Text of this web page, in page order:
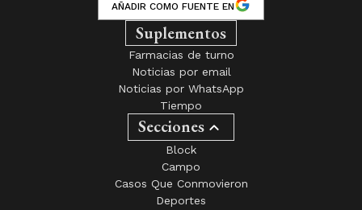
AÑADIR COMO FUENTE EN
Suplementos
Farmacias de turno
Noticias por email
Noticias por WhatsApp
Tiempo
Secciones
Block
Campo
Casos Que Conmovieron
Deportes